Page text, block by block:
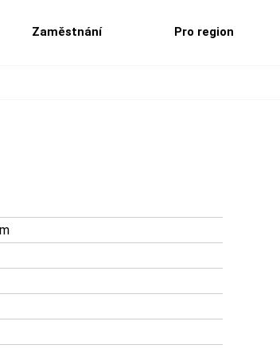
Zaměstnání Pro region